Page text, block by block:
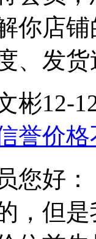
你店
、发
彬12-
誉价
您好
，但